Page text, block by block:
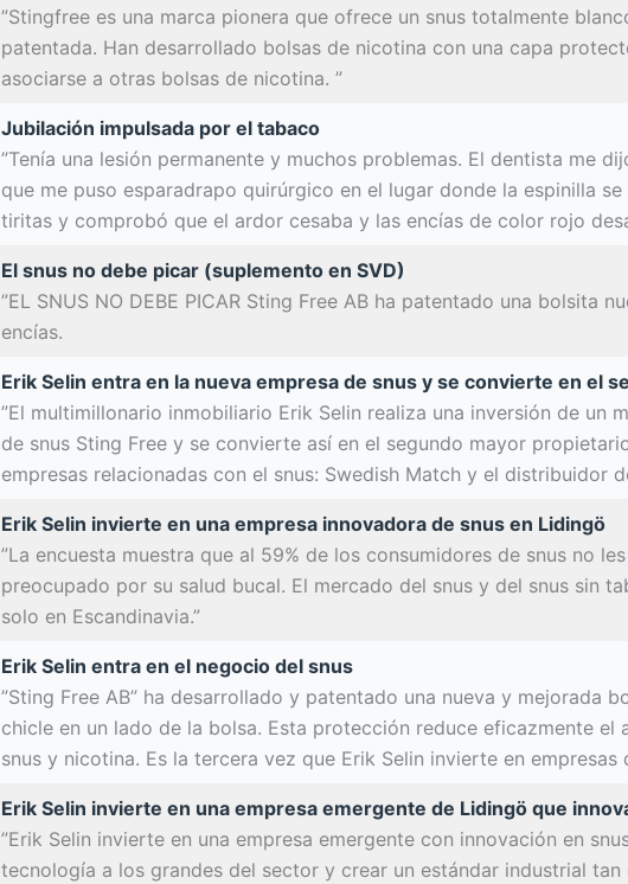
”Stingfree es una marca pionera que ofrece un snus totalmente
patentada. Han desarrollado bolsas de nicotina con una capa
asociarse a otras bolsas de nicotina. ”
Jubilación impulsada por el tabaco
”Tenía una lesión permanente y muchos problemas. El dentista me
que me puso esparadrapo quirúrgico en el lugar donde la espinilla
tiritas y comprobó que el ardor cesaba y las encías de color rojo
El snus no debe picar (suplemento en SVD)
”EL SNUS NO DEBE PICAR Sting Free AB ha patentado una bolsita
encías.
Erik Selin entra en la nueva empresa de snus y se convierte en el
”El multimillonario inmobiliario Erik Selin realiza una inversión de un
de snus Sting Free y se convierte así en el segundo mayor
empresas relacionadas con el snus: Swedish Match y el distribuidor
Erik Selin invierte en una empresa innovadora de snus en Lidingö
”La encuesta muestra que al 59% de los consumidores de snus no
preocupado por su salud bucal. El mercado del snus y del snus sin
solo en Escandinavia.”
Erik Selin entra en el negocio del snus
”Sting Free AB” ha desarrollado y patentado una nueva y mejorada
chicle en un lado de la bolsa. Esta protección reduce eficazmente
snus y nicotina. Es la tercera vez que Erik Selin invierte en empresas
Erik Selin invierte en una empresa emergente de Lidingö que
”Erik Selin invierte en una empresa emergente con innovación en
tecnología a los grandes del sector y crear un estándar industrial